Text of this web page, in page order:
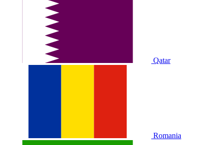
Qatar
Romania